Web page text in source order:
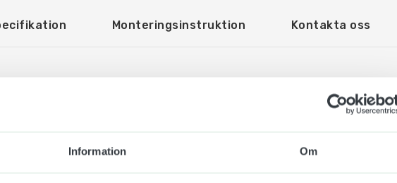
Information Om
Monteringsinstruktion Kontakta oss
vinyl, eller folie, och den monteras enkelt upp på er vägg eller